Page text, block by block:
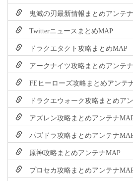
鬼滅の刃最新情報まとめアンテ
TwitterニュースまとめMAP
ドラクエタクト攻略まとめMAP
アークナイツ攻略まとめアンテ
FEヒーローズ攻略まとめアンテ
ドラクエウォーク攻略まとめア
アズレン攻略まとめアンテナ
パズドラ攻略まとめアンテナ
原神攻略まとめアンテナMAP
プロセカ攻略まとめアンテナ